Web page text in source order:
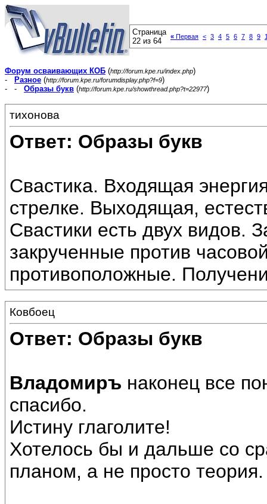
Страница
22 из 64
« Первая < 3 4 5 6 7 8 9
Форум осваивающих КОБ (http://forum.kpe.ru/index.php)
-
Разное (http://forum.kpe.ru/forumdisplay.php?f=9)
- - Образы букв (http://forum.kpe.ru/showthread.php?t=22977)
тихонова
Ответ: Образы букв
Свастика. Входящая
стрелке. Выходящая,
Свастики есть двух видов.
закрученные против
противоположные.
Ковбоец
Ответ: Образы букв
Владомиръ наконец все
спасибо.
Истину глаголите!
Хотелось бы и дальше со
планом, а не просто теория.